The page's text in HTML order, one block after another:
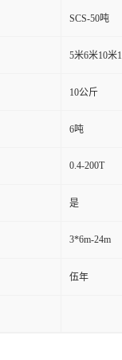
SCS-50吨
5米6米10米
10公斤
6吨
0.4-200T
是
3*6m-24m
伍年